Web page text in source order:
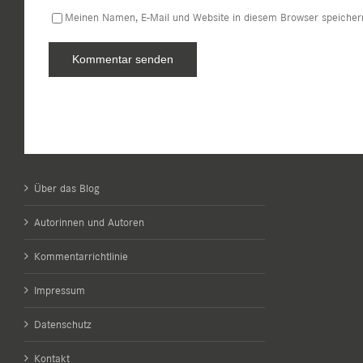
Meinen Namen, E-Mail und Website in diesem Browser
Über das Blog
Autorinnen und Autoren
Kommentarrichtlinie
Impressum
Datenschutz
Kontakt